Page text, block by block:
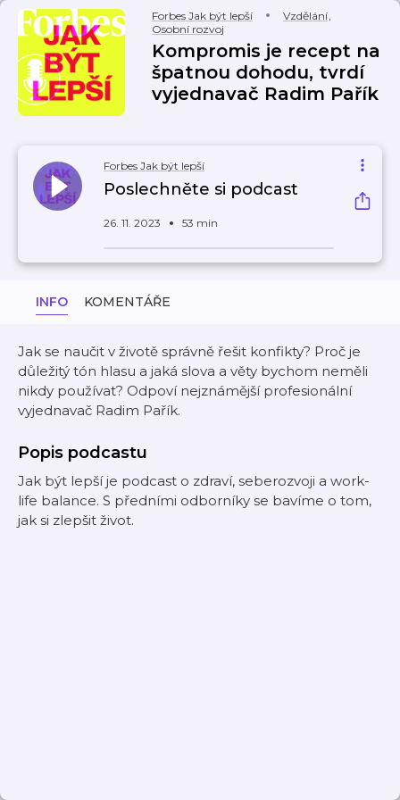
Forbes Jak být lepší Vzdělání,
Osobní rozvoj
Kompromis je recept na
špatnou dohodu, tvrdí
vyjednavač Radim Pařík
Forbes Jak být lepší
Poslechněte si podcast
26. 11. 2023 53 min
INFO KOMENTÁŘE
Jak se naučit v životě správně řešit konfikty? Proč je
důležitý tón hlasu a jaká slova a věty bychom neměli
nikdy používat? Odpoví nejznámější profesionální
vyjednavač Radim Pařík.
Popis podcastu
Jak být lepší je podcast o zdraví, seberozvoji a work-
life balance. S předními odborníky se bavíme o tom,
jak si zlepšit život.